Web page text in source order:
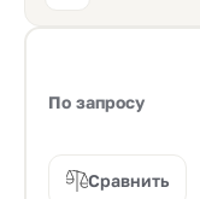
По запросу
Сравнить